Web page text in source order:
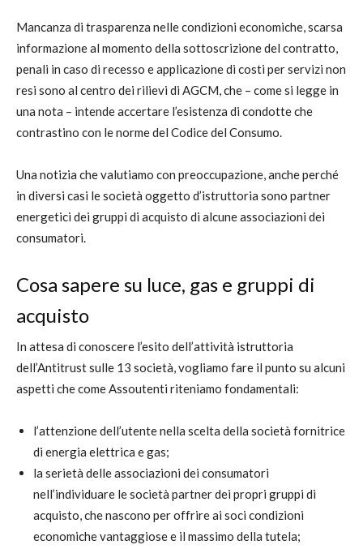
Mancanza di trasparenza nelle condizioni economiche, scarsa
informazione al momento della sottoscrizione del contratto,
penali in caso di recesso e applicazione di costi per servizi non
resi sono al centro dei rilievi di AGCM, che – come si legge in
una nota – intende accertare l’esistenza di condotte che
contrastino con le norme del Codice del Consumo.
Una notizia che valutiamo con preoccupazione, anche perché
in diversi casi le società oggetto d’istruttoria sono partner
energetici dei gruppi di acquisto di alcune associazioni dei
consumatori.
Cosa sapere su luce, gas e gruppi di
acquisto
In attesa di conoscere l’esito dell’attività istruttoria
dell’Antitrust sulle 13 società, vogliamo fare il punto su alcuni
aspetti che come Assoutenti riteniamo fondamentali:
l’attenzione dell’utente nella scelta della società fornitrice
di energia elettrica e gas;
la serietà delle associazioni dei consumatori
nell’individuare le società partner dei propri gruppi di
acquisto, che nascono per offrire ai soci condizioni
economiche vantaggiose e il massimo della tutela;